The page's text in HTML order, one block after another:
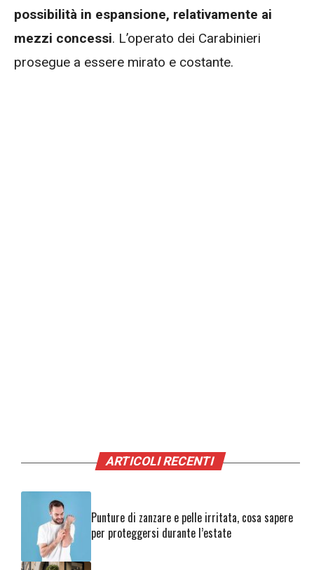
possibilità in espansione, relativamente ai
mezzi concessi. L’operato dei Carabinieri
prosegue a essere mirato e costante.
ARTICOLI RECENTI
Punture di zanzare e pelle irritata, cosa sapere
per proteggersi durante l’estate